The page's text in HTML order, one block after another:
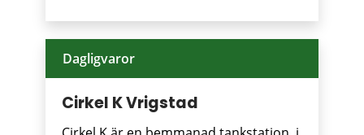
Dagligvaror
Cirkel K Vrigstad